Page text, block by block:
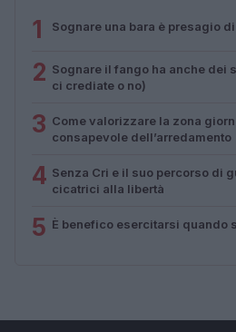
1 Sognare una bara è presagio
2 Sognare il fango ha anche
ci crediate o no)
3 Come valorizzare la zona
consapevole dell’arredamento
4 Senza Cri e il suo percorso di
cicatrici alla libertà
5 È benefico esercitarsi quando